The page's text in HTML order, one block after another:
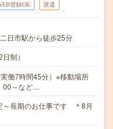
登録OK 派遣
日市駅から徒歩25分
制）
働7時間45分）※移動場所
00～など…
長期のお仕事です ＊8月